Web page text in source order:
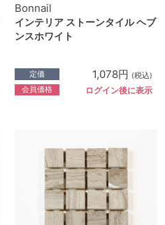
Bonnail
インテリア ストーンタイル ヘブ
ンスホワイト
定価 1,078円 (税込)
会員価格 ログイン後に表示